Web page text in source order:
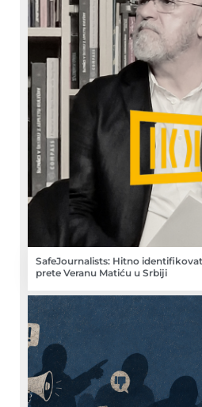
SafeJournalists: Hitno
prete Veranu Matiću u Srbiji